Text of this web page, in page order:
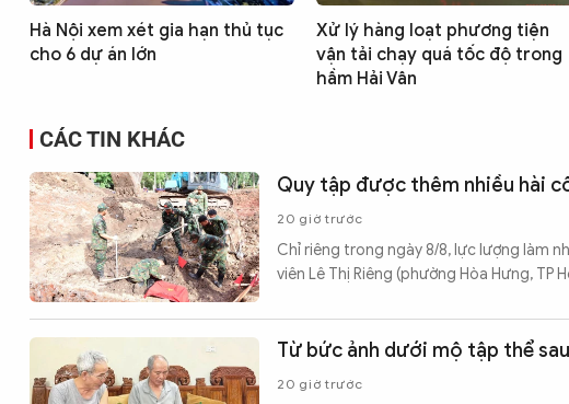
Hà Nội xem xét gia hạn thủ tục
cho 6 dự án lớn
Xử lý hàng loạt phương tiện
vận tải chạy quá tốc độ trong
hầm Hải Vân
CÁC TIN KHÁC
Quy tập được thêm nhiều hài
20 giờ trước
Chỉ riêng trong ngày 8/8, lực lượng làm
viên Lê Thị Riêng (phường Hòa Hưng, TP
Từ bức ảnh dưới mộ tập thể
20 giờ trước